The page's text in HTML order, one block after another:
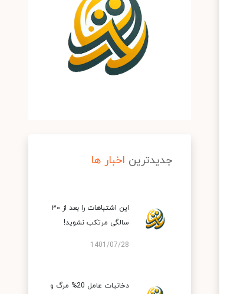
جدیدترین اخبار ها
این اشتباهات را بعد از ۳۰
سالگی مرتکب نشوید!
1401/07/28
دخانیات عامل 20% مرگ و